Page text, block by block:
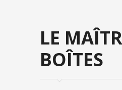
LE
BOÎTES